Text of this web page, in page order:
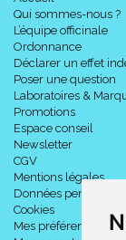
Qui sommes-nous ?
L’équipe officinale
Ordonnance
Déclarer un effet
Poser une question
Laboratoires &
Promotions
Espace conseil
Newsletter
CGV
Mentions légales
Données
Cookies
Mes préférences